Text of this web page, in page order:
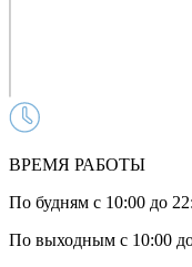
ВРЕМЯ РАБОТЫ
По будням с 10:00 до
По выходным с 10:00